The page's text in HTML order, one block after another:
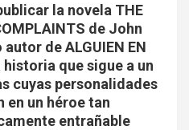
la novela THE
de John
de ALGUIEN EN
historia que sigue a un
cuyas personalidades
en un héroe tan
entrañable